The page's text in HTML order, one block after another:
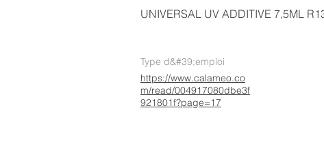
UNIVERSAL UV ADDITIVE 7,5ML
Type d&#39;emploi
https://www.calameo.co
m/read/004917080dbe3f
921801f?page=17